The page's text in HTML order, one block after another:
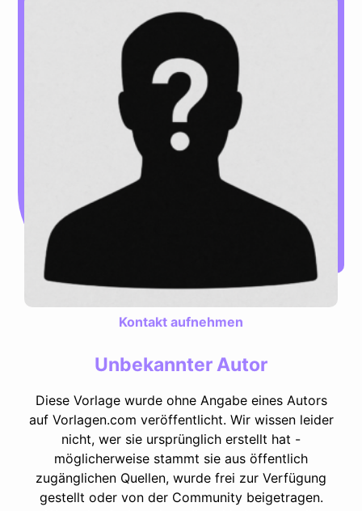
Kontakt aufnehmen
Unbekannter Autor
Diese Vorlage wurde ohne Angabe eines Autors
auf Vorlagen.com veröffentlicht. Wir wissen leider
nicht, wer sie ursprünglich erstellt hat -
möglicherweise stammt sie aus öffentlich
zugänglichen Quellen, wurde frei zur Verfügung
gestellt oder von der Community beigetragen.